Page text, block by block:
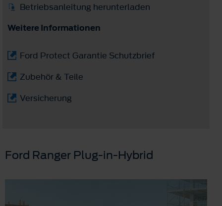
Betriebsanleitung herunterladen
Weitere Informationen
Ford Protect Garantie Schutzbrief
Zubehör & Teile
Versicherung
Ford Ranger Plug-in-Hybrid